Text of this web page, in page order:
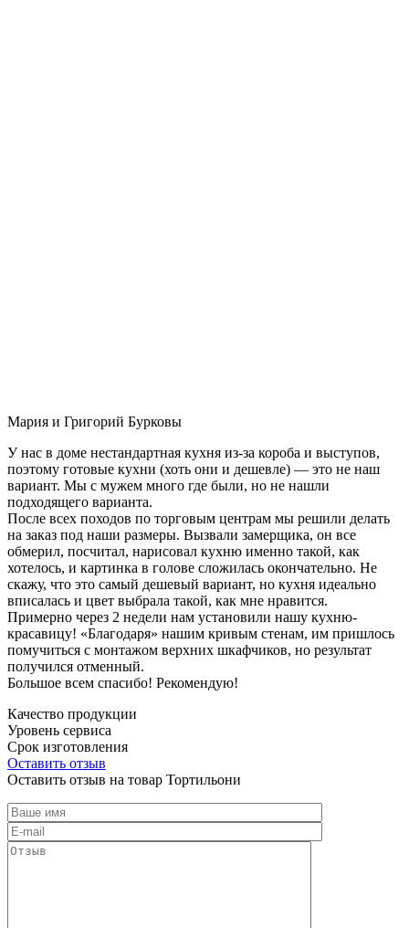
Мария и Григорий Бурковы
У нас в доме нестандартная кухня из-за короба и выступов,
поэтому готовые кухни (хоть они и дешевле) — это не наш
вариант. Мы с мужем много где были, но не нашли
подходящего варианта.
После всех походов по торговым центрам мы решили делать
на заказ под наши размеры. Вызвали замерщика, он все
обмерил, посчитал, нарисовал кухню именно такой, как
хотелось, и картинка в голове сложилась окончательно. Не
скажу, что это самый дешевый вариант, но кухня идеально
вписалась и цвет выбрала такой, как мне нравится.
Примерно через 2 недели нам установили нашу кухню-
красавицу! «Благодаря» нашим кривым стенам, им пришлось
помучиться с монтажом верхних шкафчиков, но результат
получился отменный.
Большое всем спасибо! Рекомендую!
Качество продукции
Уровень сервиса
Срок изготовления
Оставить отзыв
Оставить отзыв на товар Тортильони